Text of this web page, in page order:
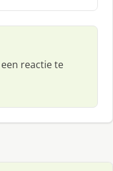
reactie te